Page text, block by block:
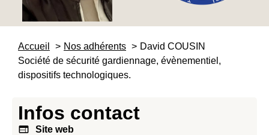
Accueil Nos adhérents
David COUSIN
Société de sécurité gardiennage, évènementiel,
dispositifs technologiques.
Infos contact
Site web